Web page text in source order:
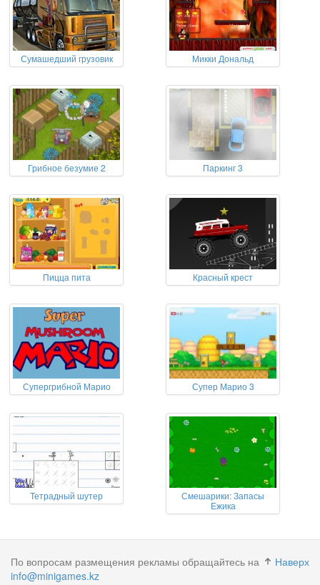
Сумашедший грузовик Микки Дональд
Грибное безумие 2 Паркинг 3
Пицца пита Красный крест
Супергрибной Марио Супер Марио 3
Тетрадный шутер
Смешарики: Запасы
Ежика
Наверх
По вопросам размещения рекламы обращайтесь на
info@minigames.kz